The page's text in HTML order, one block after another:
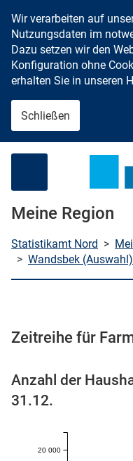
Wir verarbeiten auf
Nutzungsdaten im
Dazu setzen wir den
Konfiguration ohne
erhalten Sie in unseren
Schließen
Meine Region
Statistikamt Nord >
> Wandsbek (Auswahl)
Zeitreihe für
Anzahl der
31.12.
20 000